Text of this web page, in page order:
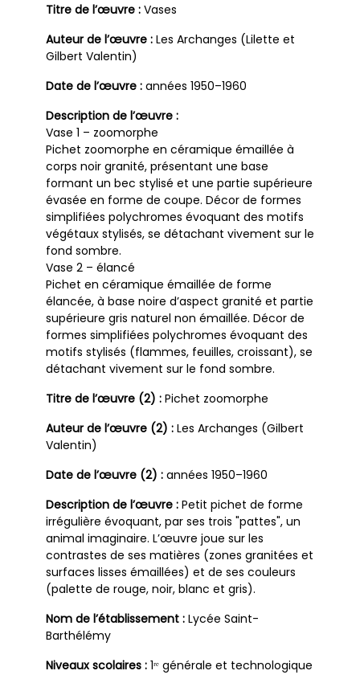
Titre de l’œuvre : Vases
Auteur de l’œuvre : Les Archanges (Lilette et
Gilbert Valentin)
Date de l’œuvre : années 1950–1960
Description de l’œuvre :
Vase 1 – zoomorphe
Pichet zoomorphe en céramique émaillée à
corps noir granité, présentant une base
formant un bec stylisé et une partie supérieure
évasée en forme de coupe. Décor de formes
simplifiées polychromes évoquant des motifs
végétaux stylisés, se détachant vivement sur le
fond sombre.
Vase 2 – élancé
Pichet en céramique émaillée de forme
élancée, à base noire d’aspect granité et partie
supérieure gris naturel non émaillée. Décor de
formes simplifiées polychromes évoquant des
motifs stylisés (flammes, feuilles, croissant), se
détachant vivement sur le fond sombre.
Titre de l’œuvre (2) : Pichet zoomorphe
Auteur de l’œuvre (2) : Les Archanges (Gilbert
Valentin)
Date de l’œuvre (2) : années 1950–1960
Description de l’œuvre : Petit pichet de forme
irrégulière évoquant, par ses trois "pattes", un
animal imaginaire. L’œuvre joue sur les
contrastes de ses matières (zones granitées et
surfaces lisses émaillées) et de ses couleurs
(palette de rouge, noir, blanc et gris).
Nom de l’établissement : Lycée Saint-
Barthélémy
Niveaux scolaires : 1ʳᵉ générale et technologique